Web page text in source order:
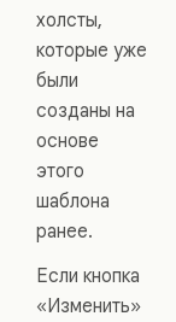
холсты,
которые уже
были
созданы на
основе
этого
шаблона
ранее.
Если кнопка
«Изменить»